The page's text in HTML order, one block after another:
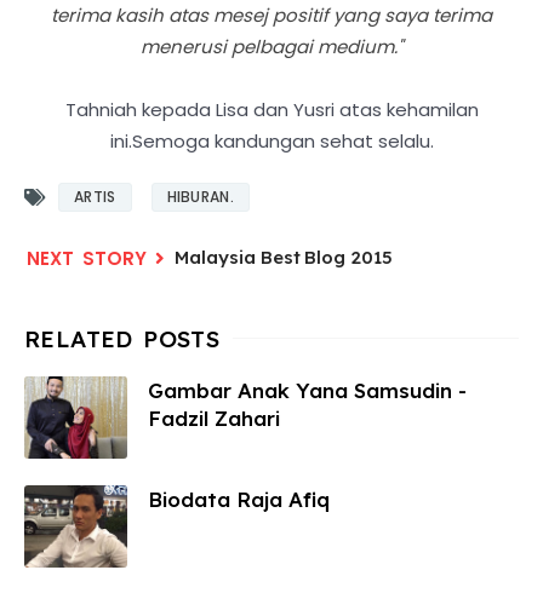
terima kasih atas mesej positif yang saya terima
menerusi pelbagai medium."
Tahniah kepada Lisa dan Yusri atas kehamilan
ini.Semoga kandungan sehat selalu.
ARTIS HIBURAN.
Malaysia Best Blog 2015
Gambar Anak Yana Samsudin -
Fadzil Zahari
Biodata Raja Afiq